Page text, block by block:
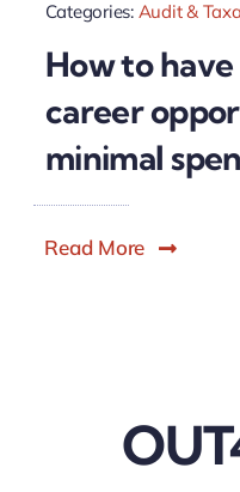
Categories: Audit &
How to
career
minimal
Read More